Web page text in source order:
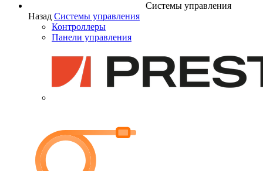
Системы управления
Назад Системы управления
Контроллеры
Панели управления